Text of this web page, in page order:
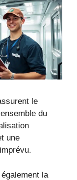
le
du
une
la